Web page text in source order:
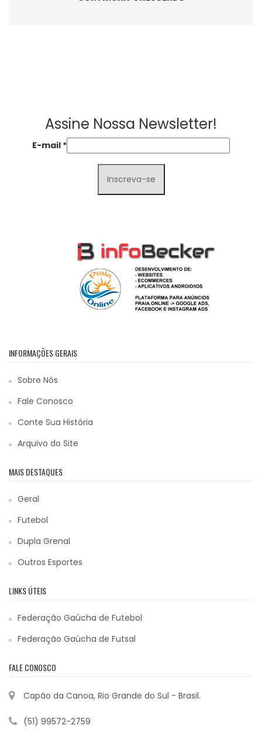
Assine Nossa Newsletter!
E-mail *
INFORMAÇÕES GERAIS
Sobre Nós
Fale Conosco
Conte Sua História
Arquivo do Site
MAIS DESTAQUES
Geral
Futebol
Dupla Grenal
Outros Esportes
LINKS ÚTEIS
Federação Gaúcha de Futebol
Federação Gaúcha de Futsal
FALE CONOSCO
Capão da Canoa, Rio Grande do Sul - Brasil.
(51) 99572-2759